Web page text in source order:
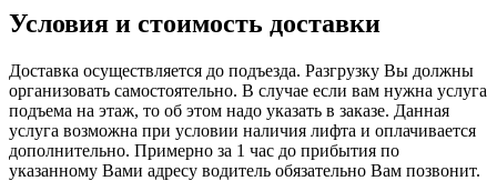
Условия и стоимость доставки
Доставка осуществляется до подъезда. Разгрузку Вы должны
организовать самостоятельно. В случае если вам нужна услуга
подъема на этаж, то об этом надо указать в заказе. Данная
услуга возможна при условии наличия лифта и оплачивается
дополнительно. Примерно за 1 час до прибытия по
указанному Вами адресу водитель обязательно Вам позвонит.